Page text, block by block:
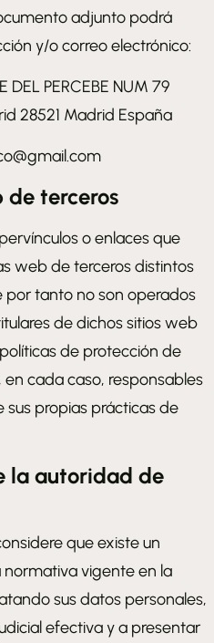
adjunto podrá
y/o correo electrónico:
DEL PERCEBE NUM 79
28521 Madrid España
de terceros
o enlaces que
web de terceros distintos
por tanto no son operados
de dichos sitios web
de protección de
cada caso, responsables
sus propias prácticas de
la autoridad de
que existe un
vigente en la
sus datos personales,
efectiva y a presentar